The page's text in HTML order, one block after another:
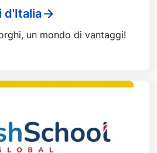
d'Italia
un mondo di vantaggi!